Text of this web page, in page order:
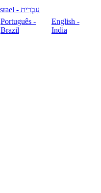
עִבְרִית - Israel
Português -
Brazil
English -
India